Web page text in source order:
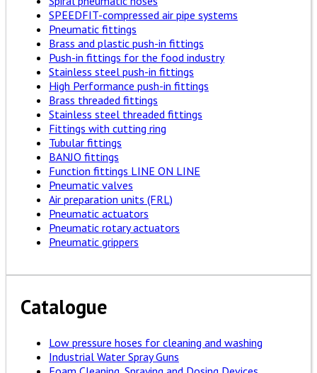
SPEEDFIT-compressed air pipe systems
Pneumatic fittings
Brass and plastic push-in fittings
Push-in fittings for the food industry
Stainless steel push-in fittings
High Performance push-in fittings
Brass threaded fittings
Stainless steel threaded fittings
Fittings with cutting ring
Tubular fittings
BANJO fittings
Function fittings LINE ON LINE
Pneumatic valves
Air preparation units (FRL)
Pneumatic actuators
Pneumatic rotary actuators
Pneumatic grippers
Catalogue
Low pressure hoses for cleaning and washing
Industrial Water Spray Guns